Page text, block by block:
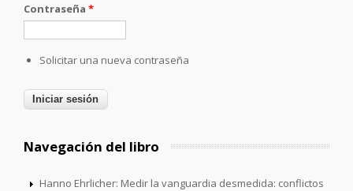
Contraseña *
Solicitar una nueva contraseña
Navegación del libro
Hanno Ehrlicher: Medir la vanguardia desmedida: conflictos